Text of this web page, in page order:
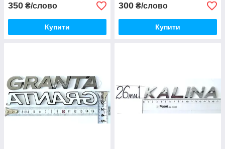
350 ₴/слово
Купити
300 ₴/слово
Купити